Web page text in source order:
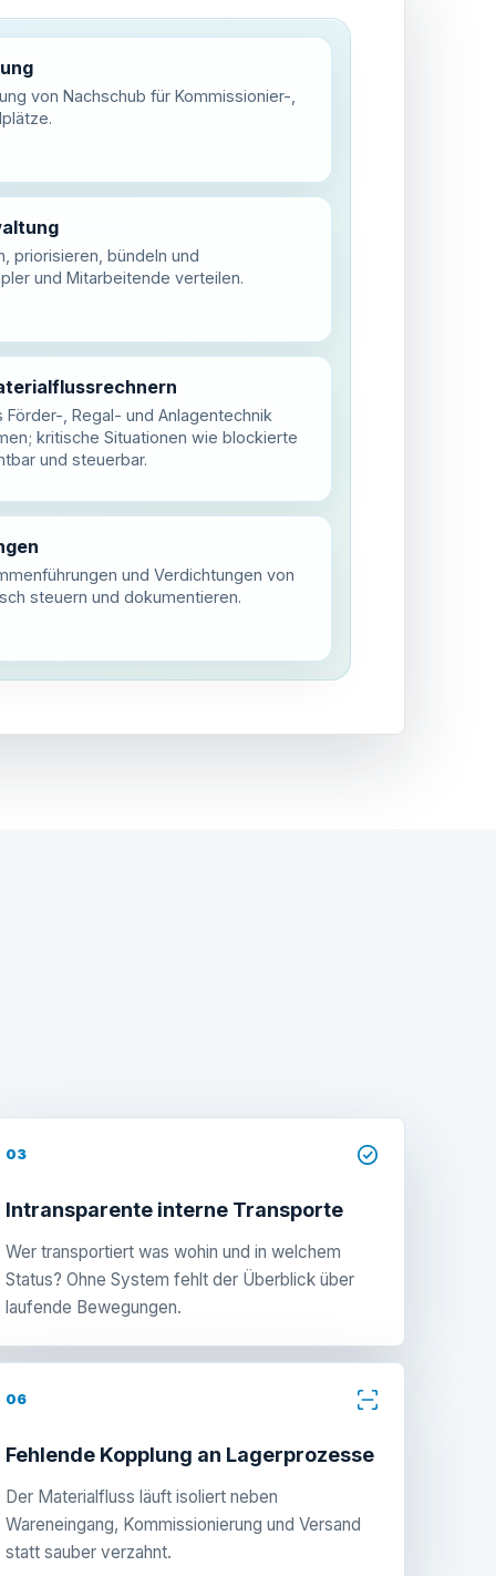
von Nachschub für Kommissionier-,
priorisieren, bündeln und
und Mitarbeitende verteilen.
, Regal- und Anlagentechnik
kritische Situationen wie blockierte
und steuerbar.
und Verdichtungen von
steuern und dokumentieren.
03
Intransparente interne Transporte
Wer transportiert was wohin und in welchem
Status? Ohne System fehlt der Überblick über
laufende Bewegungen.
06
Fehlende Kopplung an Lagerprozesse
Der Materialfluss läuft isoliert neben
Wareneingang, Kommissionierung und Versand
statt sauber verzahnt.